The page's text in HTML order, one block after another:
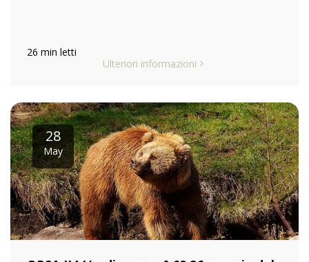
26 min letti
Ulteriori informazioni
28
May